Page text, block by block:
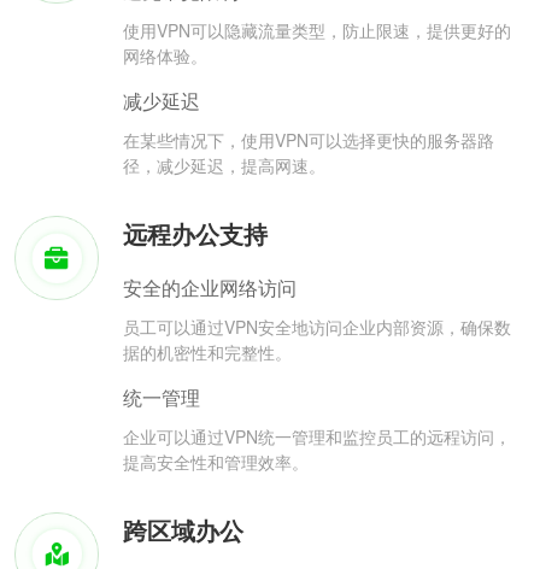
使用VPN可以隐藏流量类型，防止限速，提供更好的
网络体验。
减少延迟
在某些情况下，使用VPN可以选择更快的服务器路
径，减少延迟，提高网速。
远程办公支持
安全的企业网络访问
员工可以通过VPN安全地访问企业内部资源，确保数
据的机密性和完整性。
统一管理
企业可以通过VPN统一管理和监控员工的远程访问，
提高安全性和管理效率。
跨区域办公